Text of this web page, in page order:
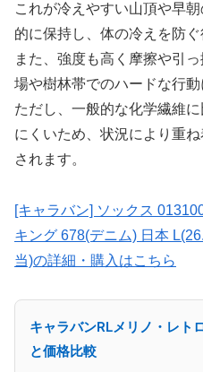
これが冷えやすい山頂や早
的に保持し、体の冷えを防ぐ
また、強度も高く摩擦や引
場や樹林帯でのハードな行動
ただし、一般的な化学繊維
にくいため、状況により重
されます。
[キャラバン] ソックス
キング 678(デニム) 日本
当)の詳細・購入はこちら
キャラバンRLメリノ・レト
と価格比較